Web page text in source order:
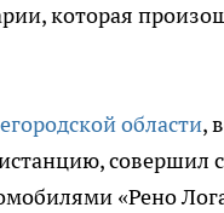
которая
области,
совершил
«Рено